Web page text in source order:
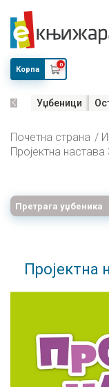
Корпа
0
Уџбеници
Почетна страна
Претрага уџбеника
Пројектна